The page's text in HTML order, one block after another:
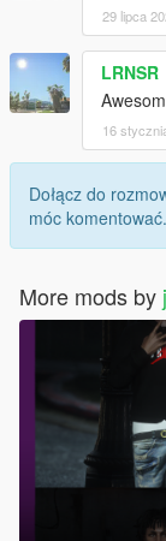
29 lipca
LRNSR
16
Dołącz do
móc komentować.
More mods by